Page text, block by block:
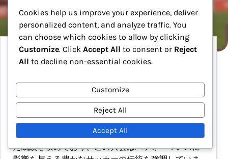
FIFAオリンピックサッカー大会男子2024：チ
ームのライバル関係、歴史的なパフォーマン
2024年のFIFAオリンピックサッカー大会男子は、歴
史的な対戦や地理的なつながりから生まれた激しい
ライバル関係を披露することを約束しています。ブ
ラジルやアルゼンチンのような国々は歴史的に優れ
た成績を収めており、この大会はパフォーマンスに
Cookies help us improve your experience, deliver
personalized content, and analyze traffic. You
can choose which cookies to allow by clicking
Customize. Click Accept All to consent or Reject
All to decline non-essential cookies.
Customize
Reject All
Accept All